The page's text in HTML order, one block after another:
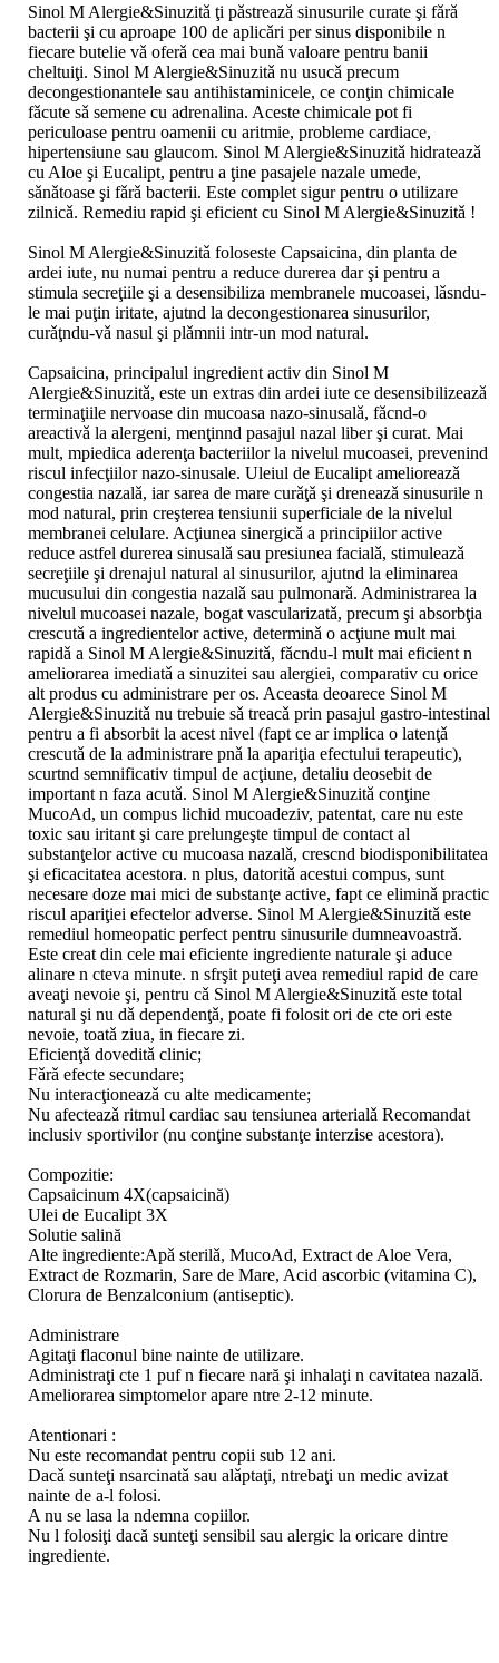
Sinol M Alergie&Sinuzitǎ ţi pǎstreazǎ sinusurile curate şi fǎrǎ
bacterii şi cu aproape 100 de aplicǎri per sinus disponibile n
fiecare butelie vǎ oferǎ cea mai bunǎ valoare pentru banii
cheltuiţi. Sinol M Alergie&Sinuzitǎ nu usucǎ precum
decongestionantele sau antihistaminicele, ce conţin chimicale
fǎcute sǎ semene cu adrenalina. Aceste chimicale pot fi
periculoase pentru oamenii cu aritmie, probleme cardiace,
hipertensiune sau glaucom. Sinol M Alergie&Sinuzitǎ hidrateazǎ
cu Aloe şi Eucalipt, pentru a ţine pasajele nazale umede,
sǎnǎtoase şi fǎrǎ bacterii. Este complet sigur pentru o utilizare
zilnicǎ. Remediu rapid şi eficient cu Sinol M Alergie&Sinuzitǎ !
Sinol M Alergie&Sinuzitǎ foloseste Capsaicina, din planta de
ardei iute, nu numai pentru a reduce durerea dar şi pentru a
stimula secreţiile şi a desensibiliza membranele mucoasei, lǎsndu-
le mai puţin iritate, ajutnd la decongestionarea sinusurilor,
curǎţndu-vǎ nasul şi plǎmnii intr-un mod natural.
Capsaicina, principalul ingredient activ din Sinol M
Alergie&Sinuzitǎ, este un extras din ardei iute ce desensibilizeazǎ
terminaţiile nervoase din mucoasa nazo-sinusalǎ, fǎcnd-o
areactivǎ la alergeni, menţinnd pasajul nazal liber şi curat. Mai
mult, mpiedica aderenţa bacteriilor la nivelul mucoasei, prevenind
riscul infecţiilor nazo-sinusale. Uleiul de Eucalipt amelioreazǎ
congestia nazalǎ, iar sarea de mare curǎţǎ şi dreneazǎ sinusurile n
mod natural, prin creşterea tensiunii superficiale de la nivelul
membranei celulare. Acţiunea sinergicǎ a principiilor active
reduce astfel durerea sinusalǎ sau presiunea facialǎ, stimuleazǎ
secreţiile şi drenajul natural al sinusurilor, ajutnd la eliminarea
mucusului din congestia nazalǎ sau pulmonarǎ. Administrarea la
nivelul mucoasei nazale, bogat vascularizatǎ, precum şi absorbţia
crescutǎ a ingredientelor active, determinǎ o acţiune mult mai
rapidǎ a Sinol M Alergie&Sinuzitǎ, fǎcndu-l mult mai eficient n
ameliorarea imediatǎ a sinuzitei sau alergiei, comparativ cu orice
alt produs cu administrare per os. Aceasta deoarece Sinol M
Alergie&Sinuzitǎ nu trebuie sǎ treacǎ prin pasajul gastro-intestinal
pentru a fi absorbit la acest nivel (fapt ce ar implica o latenţǎ
crescutǎ de la administrare pnǎ la apariţia efectului terapeutic),
scurtnd semnificativ timpul de acţiune, detaliu deosebit de
important n faza acutǎ. Sinol M Alergie&Sinuzitǎ conţine
MucoAd, un compus lichid mucoadeziv, patentat, care nu este
toxic sau iritant şi care prelungeşte timpul de contact al
substanţelor active cu mucoasa nazalǎ, crescnd biodisponibilitatea
şi eficacitatea acestora. n plus, datoritǎ acestui compus, sunt
necesare doze mai mici de substanţe active, fapt ce eliminǎ practic
riscul apariţiei efectelor adverse. Sinol M Alergie&Sinuzitǎ este
remediul homeopatic perfect pentru sinusurile dumneavoastrǎ.
Este creat din cele mai eficiente ingrediente naturale şi aduce
alinare n cteva minute. n sfrşit puteţi avea remediul rapid de care
aveaţi nevoie şi, pentru cǎ Sinol M Alergie&Sinuzitǎ este total
natural şi nu dǎ dependenţǎ, poate fi folosit ori de cte ori este
nevoie, toatǎ ziua, in fiecare zi.
Eficienţǎ doveditǎ clinic;
Fǎrǎ efecte secundare;
Nu interacţioneazǎ cu alte medicamente;
Nu afecteazǎ ritmul cardiac sau tensiunea arterialǎ Recomandat
inclusiv sportivilor (nu conţine substanţe interzise acestora).
Compozitie:
Capsaicinum 4X(capsaicină)
Ulei de Eucalipt 3X
Solutie salină
Alte ingrediente:Apǎ sterilǎ, MucoAd, Extract de Aloe Vera,
Extract de Rozmarin, Sare de Mare, Acid ascorbic (vitamina C),
Clorura de Benzalconium (antiseptic).
Administrare
Agitaţi flaconul bine nainte de utilizare.
Administraţi cte 1 puf n fiecare nară şi inhalaţi n cavitatea nazală.
Ameliorarea simptomelor apare ntre 2-12 minute.
Atentionari :
Nu este recomandat pentru copii sub 12 ani.
Dacǎ sunteţi nsarcinatǎ sau alǎptaţi, ntrebaţi un medic avizat
nainte de a-l folosi.
A nu se lasa la ndemna copiilor.
Nu l folosiţi dacă sunteţi sensibil sau alergic la oricare dintre
ingrediente.